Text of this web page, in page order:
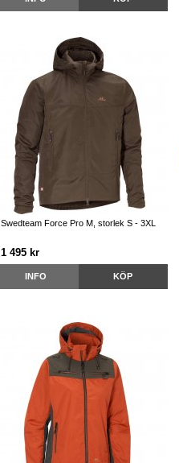
Swedteam Force Pro M, storlek S - 3XL
1 495 kr
INFO KÖP